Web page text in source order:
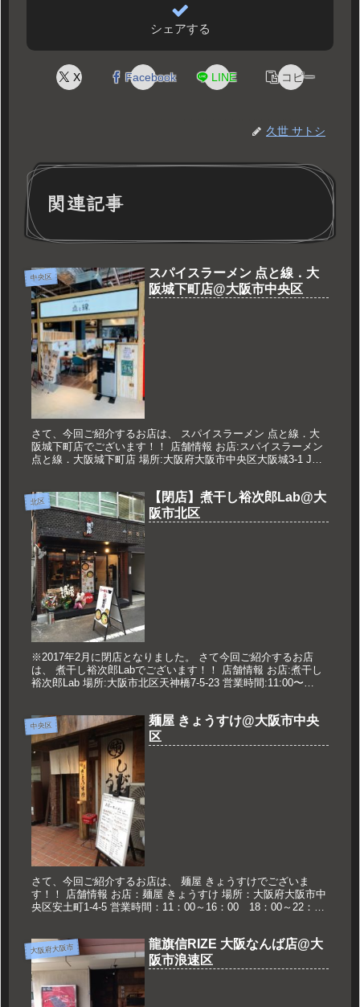
シェアする
X Facebook LINE コピー
久世 サトシ
関連記事
中央区
スパイスラーメン 点と線．大
阪城下町店@大阪市中央区
さて、今回ご紹介するお店は、 スパイスラーメン 点と線．大
阪城下町店でございます！！ 店舗情報 お店:スパイスラーメン
点と線．大阪城下町店 場所:大阪府大阪市中央区大阪城3-1 JO-
北区
【閉店】煮干し裕次郎Lab@大
阪市北区
※2017年2月に閉店となりました。 さて今回ご紹介するお店
は、 煮干し裕次郎Labでございます！！ 店舗情報 お店:煮干し
裕次郎Lab 場所:大阪市北区天神橋7-5-23 営業時間:11:00〜
中央区
麺屋 きょうすけ@大阪市中央
区
さて、今回ご紹介するお店は、 麺屋 きょうすけでございま
す！！ 店舗情報 お店：麺屋 きょうすけ 場所：大阪府大阪市中
央区安土町1-4-5 営業時間：11：00～16：00 18：00～22：00
大阪府大阪市
龍旗信RIZE 大阪なんば店@大
阪市浪速区